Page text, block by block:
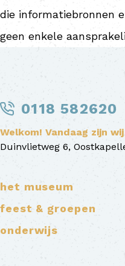
die informatiebronnen
geen enkele
0118 582620
Welkom! Vandaag zijn
Duinvlietweg 6,
het museum
feest & groepen
onderwijs